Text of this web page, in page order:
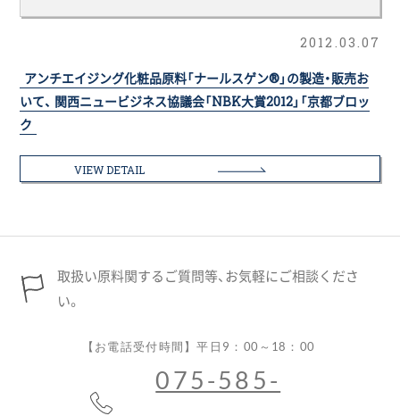
2012.03.07
アンチエイジング化粧品原料「ナールスゲン®」の製造・販売お
いて、 関西ニュービジネス協議会「NBK大賞2012」「京都ブロッ
ク
VIEW DETAIL
取扱い原料関するご質問等、お気軽にご相談くださ
い。
【お電話受付時間】平日9：00～18：00
075-585-